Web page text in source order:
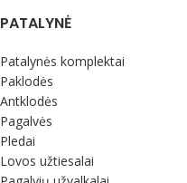
PATALYNĖ
Patalynės komplektai
Paklodės
Antklodės
Pagalvės
Pledai
Lovos užtiesalai